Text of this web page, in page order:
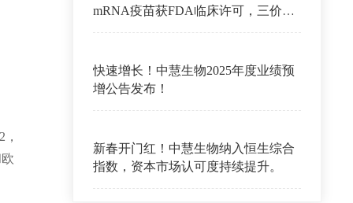
mRNA疫苗获FDA临床许可，三价流
快速增长！中慧生物2025年度业绩预
增公告发布！
新春开门红！中慧生物纳入恒生综合
指数，资本市场认可度持续提升。